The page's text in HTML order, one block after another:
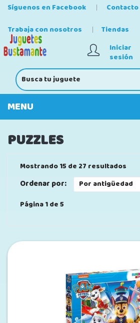
Síguenos en Facebook
Contacto
Trabaja con nosotros
Tiendas
Iniciar
sesión
PUZZLES
Mostrando 15 de 27 resultados
Ordenar por:
Página 1 de 5